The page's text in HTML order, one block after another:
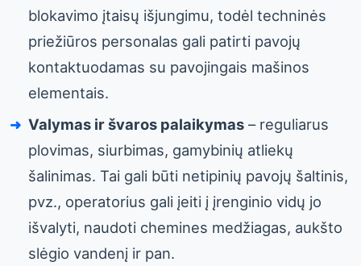
blokavimo įtaisų išjungimu, todėl techninės
priežiūros personalas gali patirti pavojų
kontaktuodamas su pavojingais mašinos
elementais.
Valymas ir švaros palaikymas – reguliarus
plovimas, siurbimas, gamybinių atliekų
šalinimas. Tai gali būti netipinių pavojų šaltinis,
pvz., operatorius gali įeiti į įrenginio vidų jo
išvalyti, naudoti chemines medžiagas, aukšto
slėgio vandenį ir pan.